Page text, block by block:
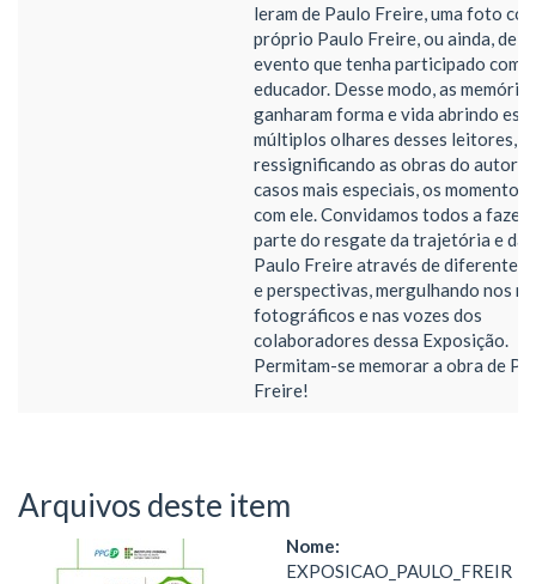
leram de Paulo Freire, uma foto
próprio Paulo Freire, ou ainda, de
evento que tenha participado com o
educador. Desse modo, as memórias
ganharam forma e vida abrindo
múltiplos olhares desses leitores,
ressignificando as obras do autor e,
casos mais especiais, os momentos
com ele. Convidamos todos a
parte do resgate da trajetória e da
Paulo Freire através de diferentes
e perspectivas, mergulhando nos
fotográficos e nas vozes dos
colaboradores dessa Exposição.
Permitam-se memorar a obra de
Freire!
Arquivos deste item
Nome:
EXPOSICAO_PAULO_FREIR